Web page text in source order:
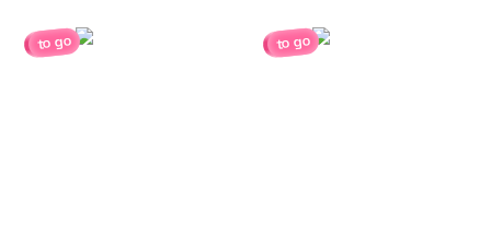
to go to go